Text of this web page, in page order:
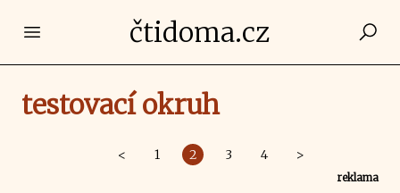
Open main menučtidoma.cz
testovací okruh
< 1 2 3 4 >
reklama